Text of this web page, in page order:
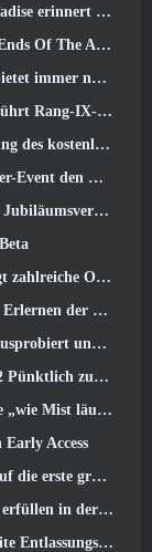
Apokalypse zu überleben
Ark abgeschlossen
ein einzigartiges Erlebnis
IX-Jets ein
Highguard bekannt
Universum auf
mit sich
MMORPGs einfacher
habe ich gelernt
Der Schattengraph
dies nicht mehr der Fall sei
Access
im Hexi-Livestream
von Path Of Exile
an